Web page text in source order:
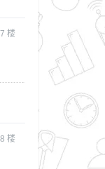
楼
楼